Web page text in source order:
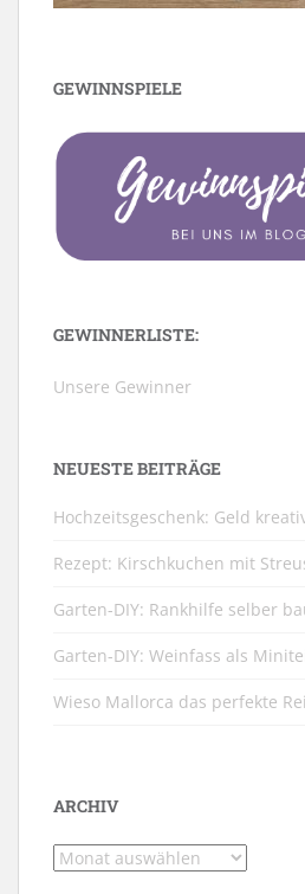
GEWINNSPIELE
GEWINNERLISTE:
Unsere Gewinner
NEUESTE BEITRÄGE
Hochzeitsgeschenk: Geld
Rezept: Kirschkuchen mit
Garten-DIY: Rankhilfe selber
Garten-DIY: Weinfass als
Wieso Mallorca das perfekte
ARCHIV
Archiv